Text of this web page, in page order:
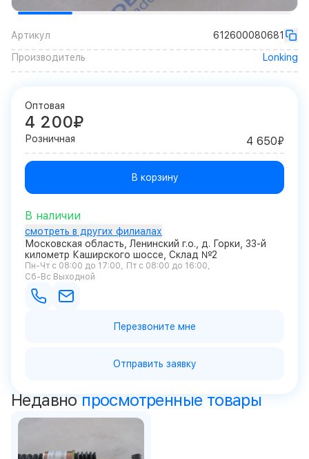
Артикул
612600080681
Производитель
Lonking
Оптовая
4 200₽
Розничная 4 650₽
В корзину
В наличии
смотреть в других филиалах
Московская область, Ленинский г.о., д. Горки, 33-й
километр Каширского шоссе, Склад №2
Пн-Чт с 08:00 до 17:00
Пт с 08:00 до 16:00
Сб-Вс Выходной
Перезвоните мне
Отправить заявку
Недавно просмотренные товары